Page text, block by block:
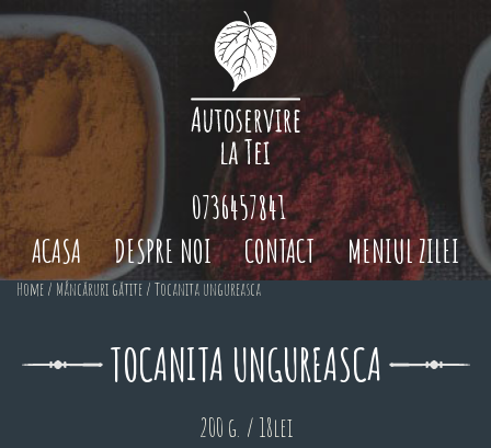
ACASA DESPRE NOI CONTACT MENIUL ZILEI
0736457841
Home / Mâncăruri gătite / Tocanita ungureasca
TOCANITA UNGUREASCA
200 g. / 18lei